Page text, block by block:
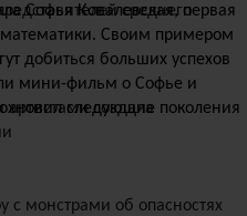
Софья Ковалевская, первая
Своим примером
добиться больших успехов
мини-фильм о Софье и
следующие поколения
среднего
создала
с монстрами об опасностях